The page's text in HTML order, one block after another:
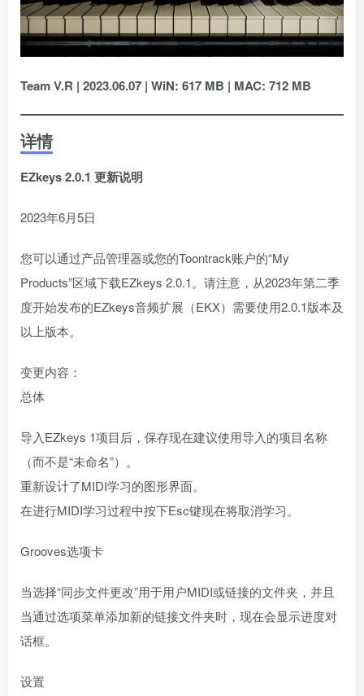
Team V.R | 2023.06.07 | WiN: 617 MB | MAC: 712 MB
详情
EZkeys 2.0.1 更新说明
2023年6月5日
您可以通过产品管理器或您的Toontrack账户的“My
Products”区域下载EZkeys 2.0.1。请注意，从2023年第二季
度开始发布的EZkeys音频扩展（EKX）需要使用2.0.1版本及
以上版本。
变更内容：
总体
导入EZkeys 1项目后，保存现在建议使用导入的项目名称
（而不是“未命名”）。
重新设计了MIDI学习的图形界面。
在进行MIDI学习过程中按下Esc键现在将取消学习。
Grooves选项卡
当选择“同步文件更改”用于用户MIDI或链接的文件夹，并且
当通过选项菜单添加新的链接文件夹时，现在会显示进度对
话框。
设置